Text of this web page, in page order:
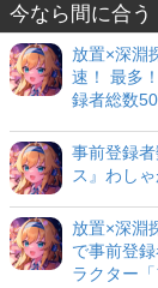
今なら間に合
放置×深淵
速！ 最多
録者総数
事前登録
ス』わし
放置×深淵
で事前登
ラクター